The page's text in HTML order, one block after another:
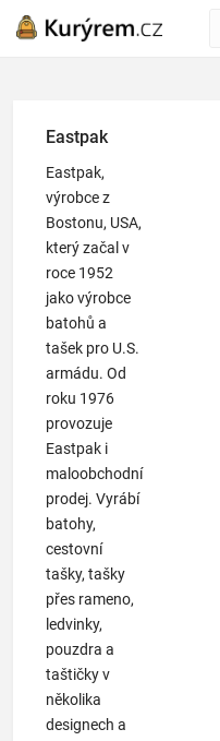
Eastpak
Eastpak,
výrobce z
Bostonu, USA,
který začal v
roce 1952
jako výrobce
batohů a
tašek pro U.S.
armádu. Od
roku 1976
provozuje
Eastpak i
maloobchodní
prodej. Vyrábí
batohy,
cestovní
tašky, tašky
přes rameno,
ledvinky,
pouzdra a
taštičky v
několika
designech a